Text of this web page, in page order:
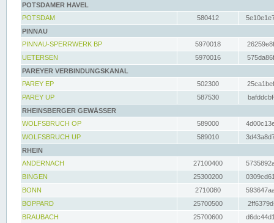
POTSDAMER HAVEL
POTSDAM
580412
PINNAU
PINNAU-SPERRWERK BP
5970018
UETERSEN
5970016
PAREYER VERBINDUNGSKANAL
PAREY EP
502300
PAREY UP
587530
RHEINSBERGER GEWÄSSER
WOLFSBRUCH OP
589000
WOLFSBRUCH UP
589010
RHEIN
ANDERNACH
27100400
BINGEN
25300200
BONN
2710080
BOPPARD
25700500
BRAUBACH
25700600